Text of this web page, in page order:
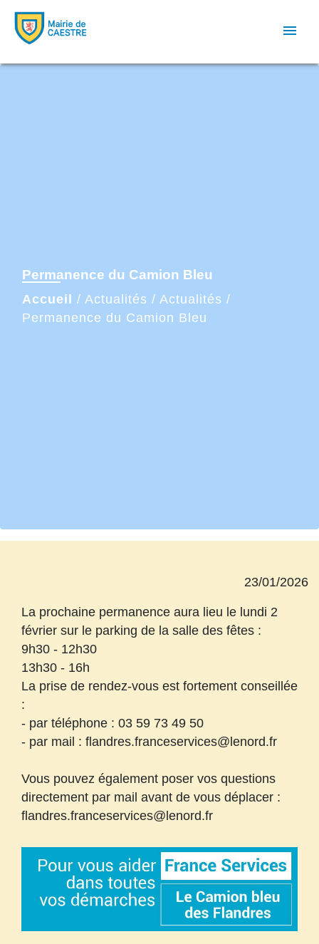
menu
Permanence du Camion Bleu
Accueil / Actualités / Actualités /
Permanence du Camion Bleu
23/01/2026
La prochaine permanence aura lieu le lundi 2
février sur le parking de la salle des fêtes :
9h30 - 12h30
13h30 - 16h
La prise de rendez-vous est fortement conseillée
:
- par téléphone : 03 59 73 49 50
- par mail : flandres.franceservices@lenord.fr
Vous pouvez également poser vos questions
directement par mail avant de vous déplacer :
flandres.franceservices@lenord.fr